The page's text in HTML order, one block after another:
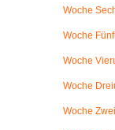
Woche
Woche
Woche
Woche
Woche